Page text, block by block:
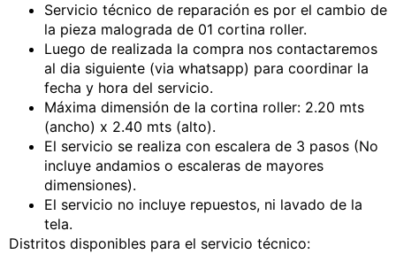
Servicio técnico de reparación es por el cambio de
la pieza malograda de 01 cortina roller.
Luego de realizada la compra nos contactaremos
al dia siguiente (via whatsapp) para coordinar la
fecha y hora del servicio.
Máxima dimensión de la cortina roller: 2.20 mts
(ancho) x 2.40 mts (alto).
El servicio se realiza con escalera de 3 pasos (No
incluye andamios o escaleras de mayores
dimensiones).
El servicio no incluye repuestos, ni lavado de la
tela.
Distritos disponibles para el servicio técnico: